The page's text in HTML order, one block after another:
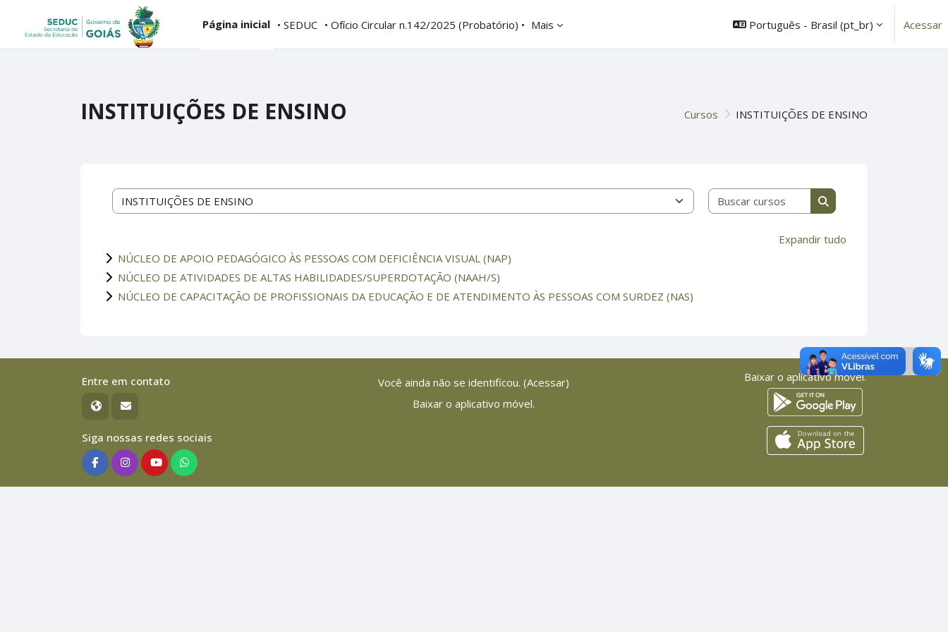
Página inicial • SEDUC • Ofício Circular n.142/2025 (Probatório) • Mais Português - Brasil ‎(pt_br)‎ Acessar
INSTITUIÇÕES DE ENSINO Cursos INSTITUIÇÕES DE ENSINO
Categorias de Cursos
Buscar cursos
Buscar cursos
Expandir tudo
NÚCLEO DE APOIO PEDAGÓGICO ÀS PESSOAS COM DEFICIÊNCIA VISUAL (NAP)
NÚCLEO DE ATIVIDADES DE ALTAS HABILIDADES/SUPERDOTAÇÃO (NAAH/S)
NÚCLEO DE CAPACITAÇÃO DE PROFISSIONAIS DA EDUCAÇÃO E DE ATENDIMENTO ÀS PESSOAS COM SURDEZ (NAS)
Entre em contato
Siga nossas redes sociais
Você ainda não se identificou. (Acessar)
Baixar o aplicativo móvel.
Baixar o aplicativo móvel.